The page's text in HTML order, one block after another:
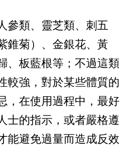
參類、靈芝類、刺五
錐菊）、金銀花、黃
、板藍根等；不過這類
較強，對於某些體質的
，在使用過程中，最好
士的指示，或者嚴格遵
能避免過量而造成反效